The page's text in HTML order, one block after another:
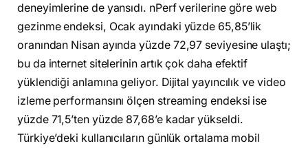
deneyimlerine de yansıdı. nPerf verilerine göre web
gezinme endeksi, Ocak ayındaki yüzde 65,85’lik
oranından Nisan ayında yüzde 72,97 seviyesine ulaştı;
bu da internet sitelerinin artık çok daha efektif
yüklendiği anlamına geliyor. Dijital yayıncılık ve video
izleme performansını ölçen streaming endeksi ise
yüzde 71,5’ten yüzde 87,68’e kadar yükseldi.
Türkiye’deki kullanıcıların günlük ortalama mobil